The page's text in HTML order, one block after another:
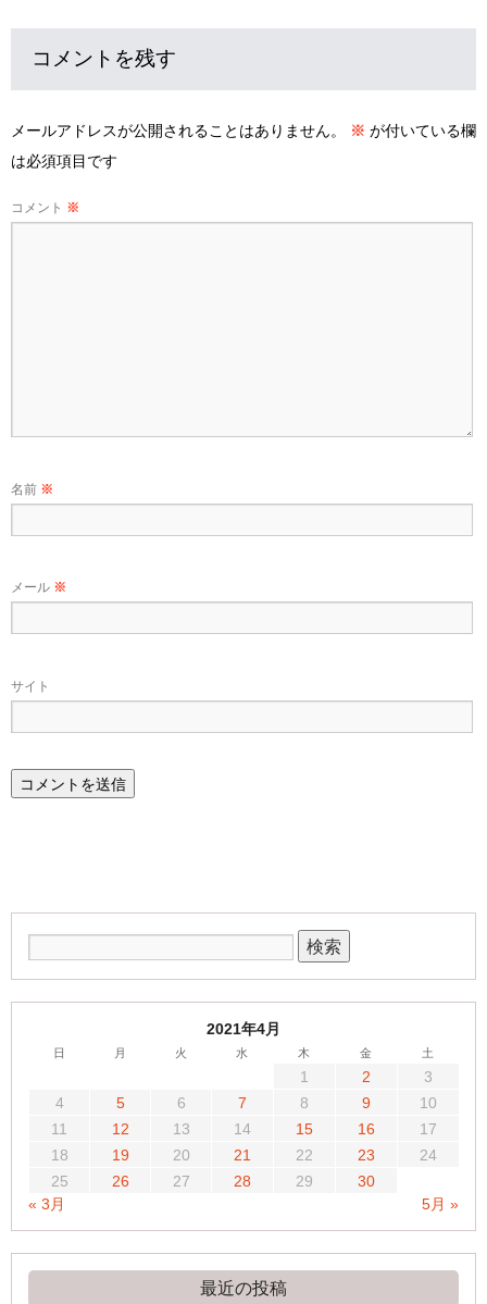
コメントを残す
メールアドレスが公開されることはありません。 ※ が付いている欄
は必須項目です
コメント ※
名前 ※
メール ※
サイト
2021年4月
日 月 火 水 木 金 土
1 2
3
4
5 6 7 8 9
10
11
12 13 14 15 16
17
18
19 20 21 22 23
24
25
26 27 28 29
30
« 3月
5月 »
最近の投稿